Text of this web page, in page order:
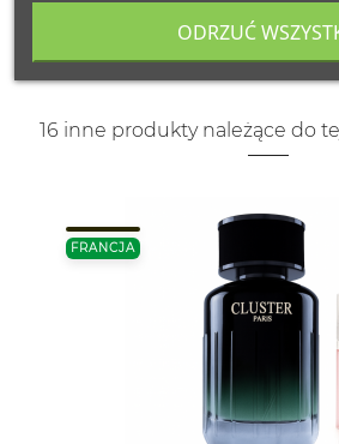
16 inne produkty należące do
FRANCJA
ODRZUĆ